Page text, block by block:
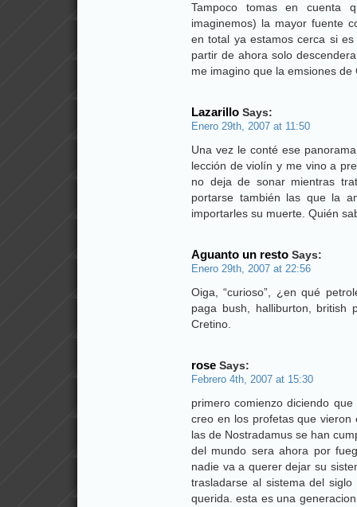
Tampoco tomas en cuenta
imaginemos) la mayor fuente
en total ya estamos cerca si
partir de ahora solo
me imagino que la emsiones
Lazarillo Says:
Enero 29th, 2007 at 11:50
Una vez le conté ese
lección de violín y me vino a
no deja de sonar mientras
portarse también las que la
importarles su muerte. Quién
Aguanto un resto Says:
Enero 29th, 2007 at 22:56
Oiga, “curioso”, ¿en qué
paga bush, halliburton, british
Cretino.
rose Says:
Febrero 4th, 2007 at 15:30
primero comienzo diciendo
creo en los profetas que vieron
las de Nostradamus se han
del mundo sera ahora por
nadie va a querer dejar su
trasladarse al sistema del
querida. esta es una